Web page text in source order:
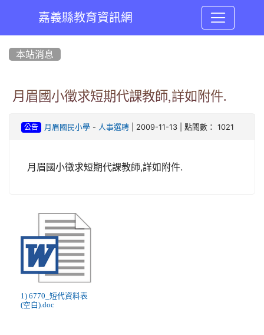
嘉義縣教育資訊網
本站消息
月眉國小徵求短期代課教師,詳如附件.
公告 月眉國民小學- 人事選聘| 2009-11-13 | 點閱數： 1021
月眉國小徵求短期代課教師,詳如附件.
1) 6770_短代資料表
(空白).doc